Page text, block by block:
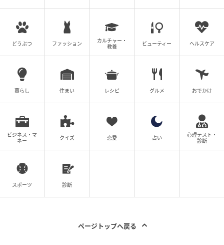
@shimaumagekijou
「ママ、痛いのに頑張ってくれてありがとう」
嫁の不安よりも義母の経験談を受け入れているように
見える夫の言葉に、場の空気はさらに重くなっていき
ました。
無痛分娩を望む嫁に、夫は費用を理由に反対
どうぶつ ファッション
カルチャー・
教養
ビューティー ヘルスケア
暮らし 住まい レシピ グルメ おでかけ
ビジネス・マ
ネー
クイズ 恋愛 占い
心理テスト・
診断
スポーツ 診断
ページトップへ戻る